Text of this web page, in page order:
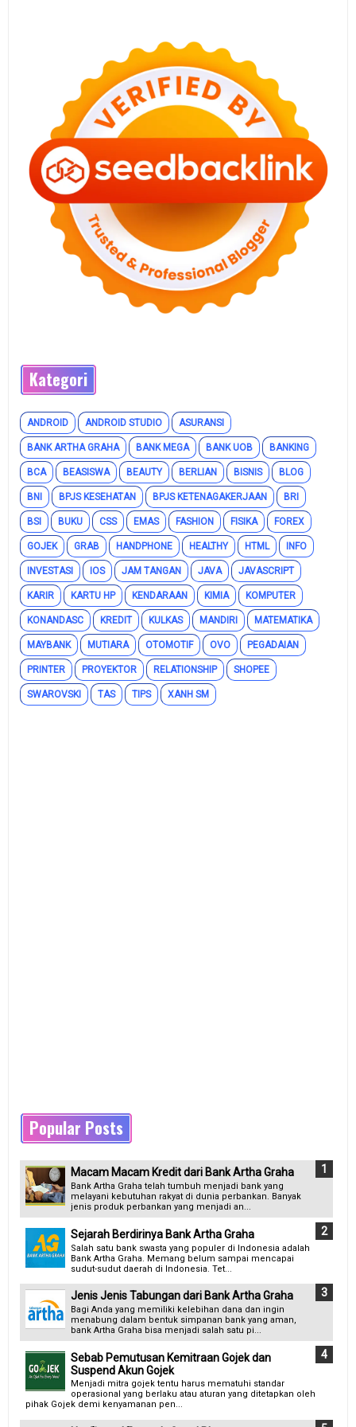
Kategori
ANDROID ANDROID STUDIO ASURANSI
BANK ARTHA GRAHA BANK MEGA BANK UOB BANKING
BCA BEASISWA BEAUTY BERLIAN BISNIS BLOG
BNI BPJS KESEHATAN BPJS KETENAGAKERJAAN BRI
BSI BUKU CSS EMAS FASHION FISIKA FOREX
GOJEK GRAB HANDPHONE HEALTHY HTML INFO
INVESTASI IOS JAM TANGAN JAVA JAVASCRIPT
KARIR KARTU HP KENDARAAN KIMIA KOMPUTER
KONANDASC KREDIT KULKAS MANDIRI MATEMATIKA
MAYBANK MUTIARA OTOMOTIF OVO PEGADAIAN
PRINTER PROYEKTOR RELATIONSHIP SHOPEE
SWAROVSKI TAS TIPS XANH SM
Popular Posts
Macam Macam Kredit dari Bank Artha Graha
Bank Artha Graha telah tumbuh menjadi bank yang
melayani kebutuhan rakyat di dunia perbankan. Banyak
jenis produk perbankan yang menjadi an...
Sejarah Berdirinya Bank Artha Graha
Salah satu bank swasta yang populer di Indonesia adalah
Bank Artha Graha. Memang belum sampai mencapai
sudut-sudut daerah di Indonesia. Tet...
Jenis Jenis Tabungan dari Bank Artha Graha
Bagi Anda yang memiliki kelebihan dana dan ingin
menabung dalam bentuk simpanan bank yang aman,
bank Artha Graha bisa menjadi salah satu pi...
Sebab Pemutusan Kemitraan Gojek dan
Suspend Akun Gojek
Menjadi mitra gojek tentu harus mematuhi standar
operasional yang berlaku atau aturan yang ditetapkan oleh
pihak Gojek demi kenyamanan pen...